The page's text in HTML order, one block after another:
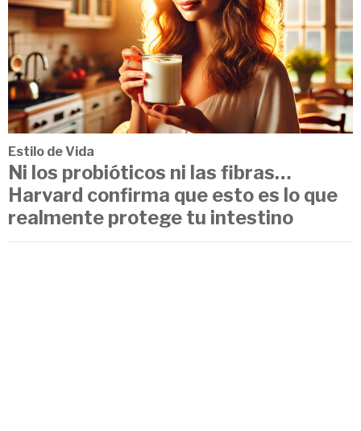
Estilo de Vida
Ni los probióticos ni las fibras…
Harvard confirma que esto es lo que
realmente protege tu intestino